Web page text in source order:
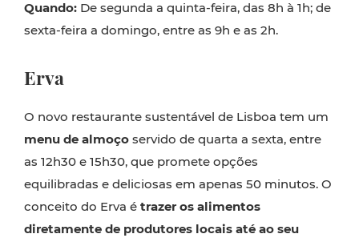
Quando: De segunda a quinta-feira, das 8h à 1h; de
sexta-feira a domingo, entre as 9h e as 2h.
Erva
O novo restaurante sustentável de Lisboa tem um
menu de almoço servido de quarta a sexta, entre
as 12h30 e 15h30, que promete opções
equilibradas e deliciosas em apenas 50 minutos. O
conceito do Erva é trazer os alimentos
diretamente de produtores locais até ao seu